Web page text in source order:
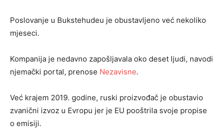
Poslovanje u Bukstehudeu je obustavljeno već nekoliko
mjeseci.
Kompanija je nedavno zapošljavala oko deset ljudi, navodi
njemački portal, prenose Nezavisne.
Već krajem 2019. godine, ruski proizvođač je obustavio
zvanični izvoz u Evropu jer je EU pooštrila svoje propise
o emisiji.